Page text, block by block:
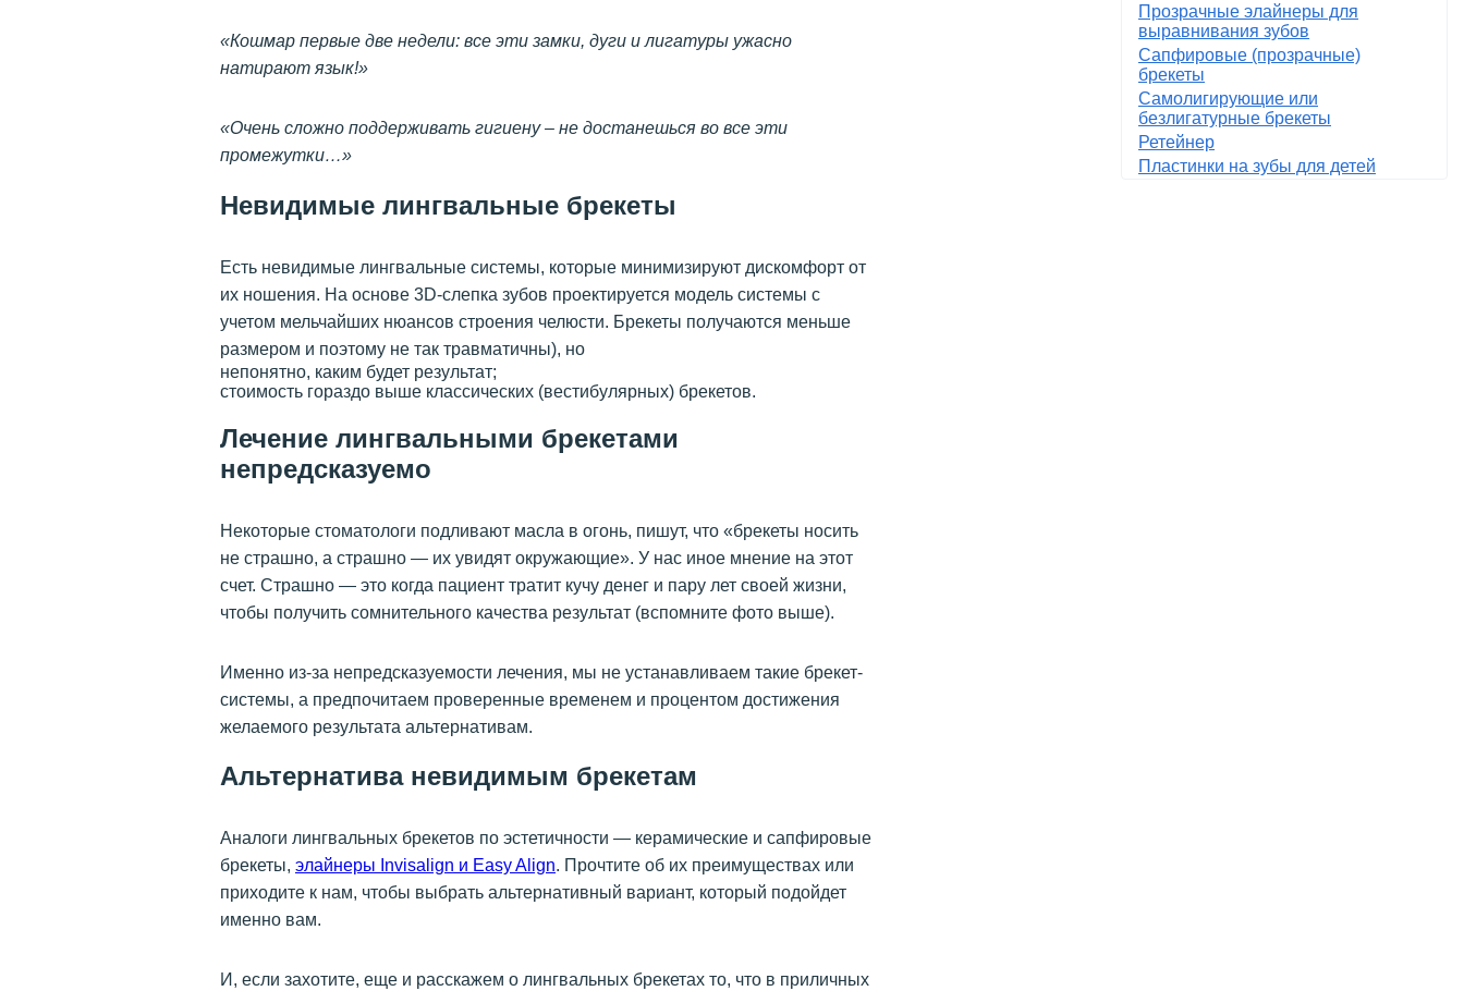
«Кошмар первые две недели: все эти замки, дуги и лигатуры ужасно
натирают язык!»
«Очень сложно поддерживать гигиену – не достанешься во все эти
промежутки…»
Невидимые лингвальные брекеты
Есть невидимые лингвальные системы, которые минимизируют дискомфорт от
их ношения. На основе 3D-слепка зубов проектируется модель системы с
учетом мельчайших нюансов строения челюсти. Брекеты получаются меньше
размером и поэтому не так травматичны), но
непонятно, каким будет результат;
стоимость гораздо выше классических (вестибулярных) брекетов.
Лечение лингвальными брекетами
непредсказуемо
Некоторые стоматологи подливают масла в огонь, пишут, что «брекеты носить
не страшно, а страшно — их увидят окружающие». У нас иное мнение на этот
счет. Страшно — это когда пациент тратит кучу денег и пару лет своей жизни,
чтобы получить сомнительного качества результат (вспомните фото выше).
Именно из-за непредсказуемости лечения, мы не устанавливаем такие брекет-
системы, а предпочитаем проверенные временем и процентом достижения
желаемого результата альтернативам.
Альтернатива невидимым брекетам
Аналоги лингвальных брекетов по эстетичности — керамические и сапфировые
брекеты, элайнеры Invisalign и Easy Align. Прочтите об их преимуществах или
приходите к нам, чтобы выбрать альтернативный вариант, который подойдет
именно вам.
И, если захотите, еще и расскажем о лингвальных брекетах то, что в приличных
Прозрачные элайнеры для
выравнивания зубов
Сапфировые (прозрачные)
брекеты
Самолигирующие или
безлигатурные брекеты
Ретейнер
Пластинки на зубы для детей